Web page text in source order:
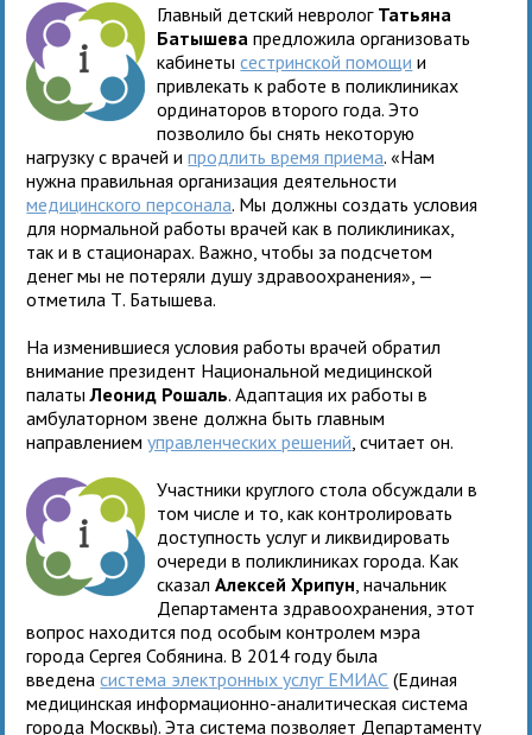
Главный детский невролог Татьяна
Батышева предложила организовать
кабинетысестринской помощи и
привлекать к работе в поликлиниках
ординаторов второго года. Это
позволило бы снять некоторую
нагрузку с врачей ипродлить время приема. «Нам
нужна правильная организация деятельности
медицинского персонала. Мы должны создать условия
для нормальной работы врачей как в поликлиниках,
так и в стационарах. Важно, чтобы за подсчетом
денег мы не потеряли душу здравоохранения», —
отметила Т. Батышева.
На изменившиеся условия работы врачей обратил
внимание президент Национальной медицинской
палатыЛеонид Рошаль. Адаптация их работы в
амбулаторном звене должна быть главным
направлениемуправленческих решений , считает он.
Участники круглого стола обсуждали в
том числе и то, как контролировать
доступность услуг и ликвидировать
очереди в поликлиниках города. Как
сказалАлексей Хрипун , начальник
Департамента здравоохранения, этот
вопрос находится под особым контролем мэра
города Сергея Собянина. В 2014 году была
введенасистема электронных услуг ЕМИАС (Единая
медицинская информационно-аналитическая система
города Москвы). Эта система позволяет Департаменту